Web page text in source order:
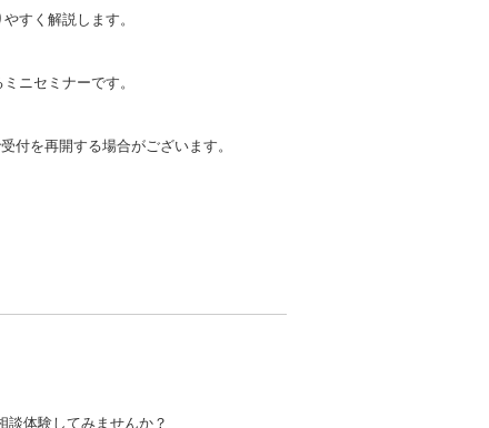
すく解説します。
ニセミナーです。
付を再開する場合がございます。
談体験してみませんか？